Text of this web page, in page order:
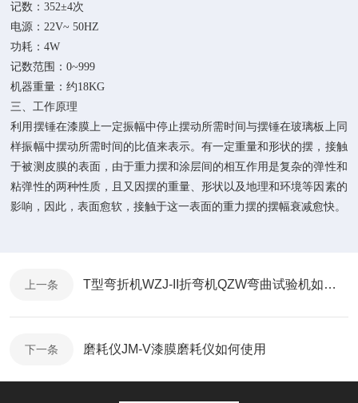
记数：352±4次
电源：22V~ 50HZ
功耗：4W
记数范围：0~999
机器重量：约18KG
三、工作原理
利用摆锤在漆膜上一定振幅中停止摆动所需时间与摆锤在玻璃板上同
样振幅中摆动所需时间的比值来表示。有一定重量和形状的摆，接触
于被测皮膜的表面，由于重力摆和涂层间的相互作用是复杂的弹性和
粘弹性的两种性质，且又因摆的重量、形状以及地理和环境等因素的
影响，因此，表面愈软，接触于这一表面的重力摆的摆幅衰减愈快。
上一条 T型弯折机WZJ-II折弯机QZW弯曲试验机如何使用
下一条 磨耗仪JM-V漆膜磨耗仪如何使用